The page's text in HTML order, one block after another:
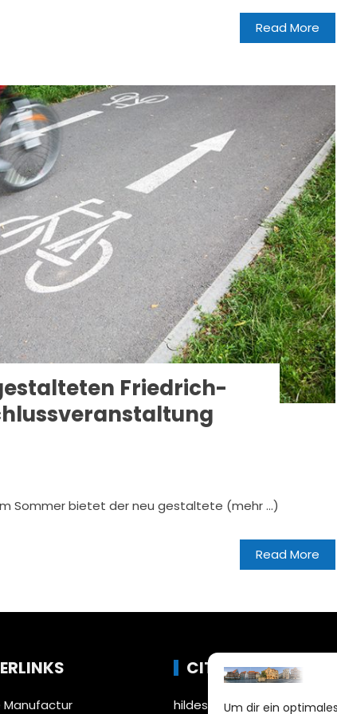
Um dir ein
Read More
Friedrich-
Sommer bietet der neu gestaltete (mehr …)
Read More
CITYLIFE!